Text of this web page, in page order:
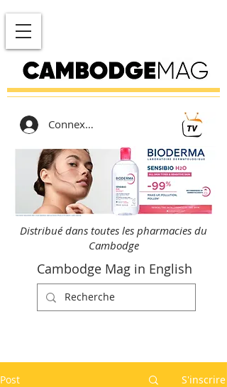
Connexion
Distribué dans toutes les pharmacies du
Cambodge
Cambodge Mag in English
Post S'inscrire